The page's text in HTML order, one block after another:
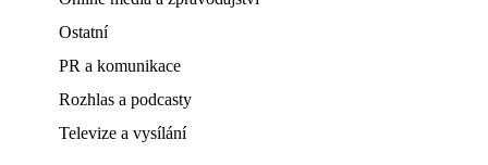
Ostatní
PR a komunikace
Rozhlas a podcasty
Televize a vysílání